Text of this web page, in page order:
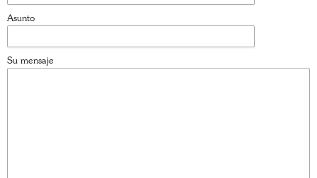
Asunto
Su mensaje